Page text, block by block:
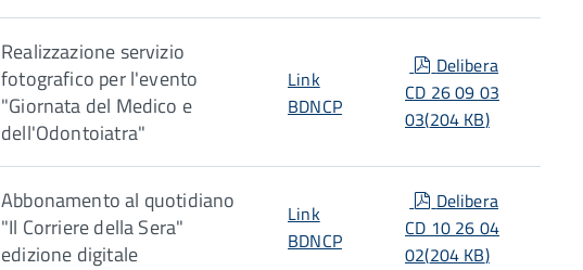
Realizzazione servizio
fotografico per l'evento
"Giornata del Medico e
dell'Odontoiatra"
Link
BDNCP
pdf
Delibera
CD 26 09 03
03(204 KB)
Abbonamento al quotidiano
"Il Corriere della Sera"
edizione digitale
Link
BDNCP
pdf
Delibera
CD 10 26 04
02(204 KB)